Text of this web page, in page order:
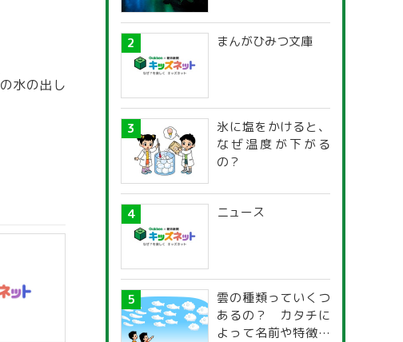
の水の出し
探究ガイド
まんがひみつ文庫
氷に塩をかけると、
なぜ温度が下がる
の？
ニュース
雲の種類っていくつ
あるの？ カタチに
よって名前や特徴が